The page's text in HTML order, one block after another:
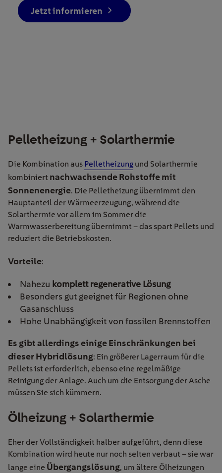
Jetzt informieren
Pelletheizung + Solarthermie
Die Kombination aus Pelletheizung und Solarthermie
kombiniert nachwachsende Rohstoffe mit
Sonnenenergie. Die Pelletheizung übernimmt den
Hauptanteil der Wärmeerzeugung, während die
Solarthermie vor allem im Sommer die
Warmwasserbereitung übernimmt – das spart Pellets und
reduziert die Betriebskosten.
Vorteile:
Nahezu komplett regenerative Lösung
Besonders gut geeignet für Regionen ohne
Gasanschluss
Hohe Unabhängigkeit von fossilen Brennstoffen
Es gibt allerdings einige Einschränkungen bei
dieser Hybridlösung: Ein größerer Lagerraum für die
Pellets ist erforderlich, ebenso eine regelmäßige
Reinigung der Anlage. Auch um die Entsorgung der Asche
müssen Sie sich kümmern.
Ölheizung + Solarthermie
Eher der Vollständigkeit halber aufgeführt, denn diese
Kombination wird heute nur noch selten verbaut – sie war
lange eine Übergangslösung, um ältere Ölheizungen